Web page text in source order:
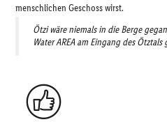
menschlichen Geschoss wirst.
Ötzi wäre niemals in die Berge
Water AREA am Eingang des Ötztals